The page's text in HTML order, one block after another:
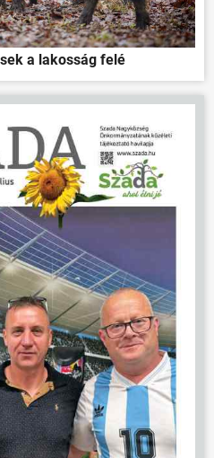
a lakosság felé